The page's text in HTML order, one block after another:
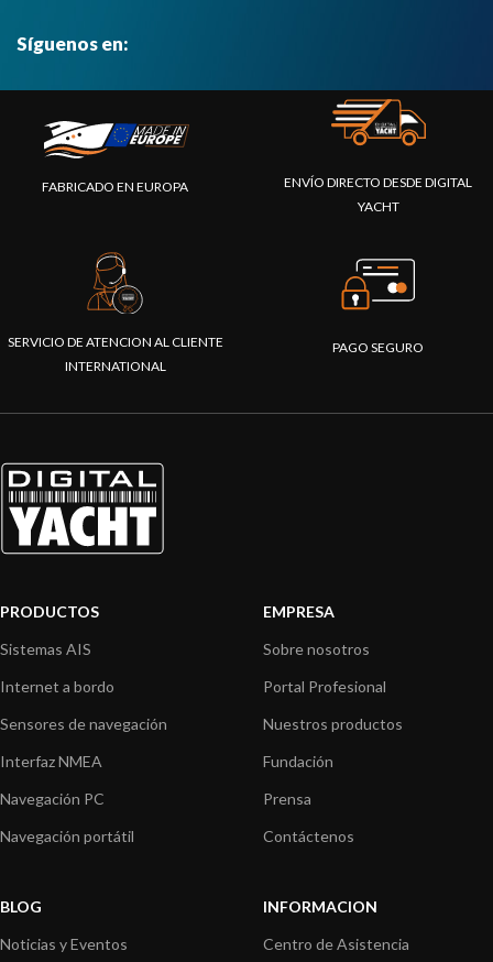
Síguenos en:
FABRICADO EN EUROPA
ENVÍO DIRECTO DESDE DIGITAL
YACHT
SERVICIO DE ATENCION AL CLIENTE
INTERNATIONAL
PAGO SEGURO
PRODUCTOS
Sistemas AIS
Internet a bordo
Sensores de navegación
Interfaz NMEA
Navegación PC
Navegación portátil
EMPRESA
Sobre nosotros
Portal Profesional
Nuestros productos
Fundación
Prensa
Contáctenos
BLOG
Noticias y Eventos
INFORMACION
Centro de Asistencia